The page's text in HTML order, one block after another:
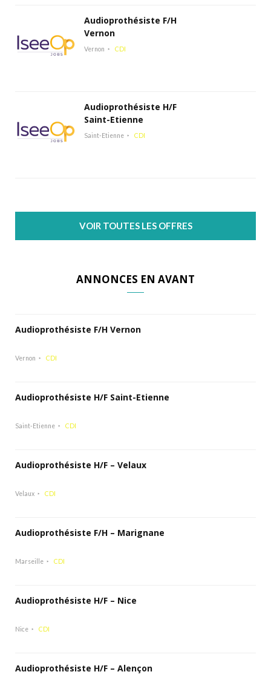
Audioprothésiste F/H
Vernon
Vernon CDI
Audioprothésiste H/F
Saint-Etienne
Saint-Etienne CDI
VOIR TOUTES LES OFFRES
ANNONCES EN AVANT
Audioprothésiste F/H Vernon
Vernon CDI
Audioprothésiste H/F Saint-Etienne
Saint-Etienne CDI
Audioprothésiste H/F – Velaux
Velaux CDI
Audioprothésiste F/H – Marignane
Marseille CDI
Audioprothésiste H/F – Nice
Nice CDI
Audioprothésiste H/F – Alençon